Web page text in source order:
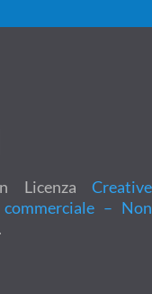
Licenza Creative
– Non
.